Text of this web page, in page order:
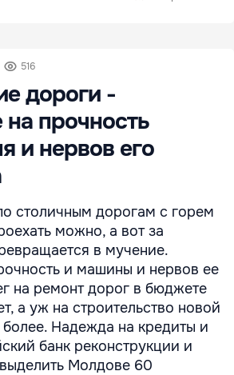
516
дороги -
прочность
и нервов его
столичным дорогам с горем
можно, а вот за
в мучение.
и машины и нервов ее
на ремонт дорог в бюджете
а уж на строительство новой
Надежда на кредиты и
банк реконструкции и
Молдове 60